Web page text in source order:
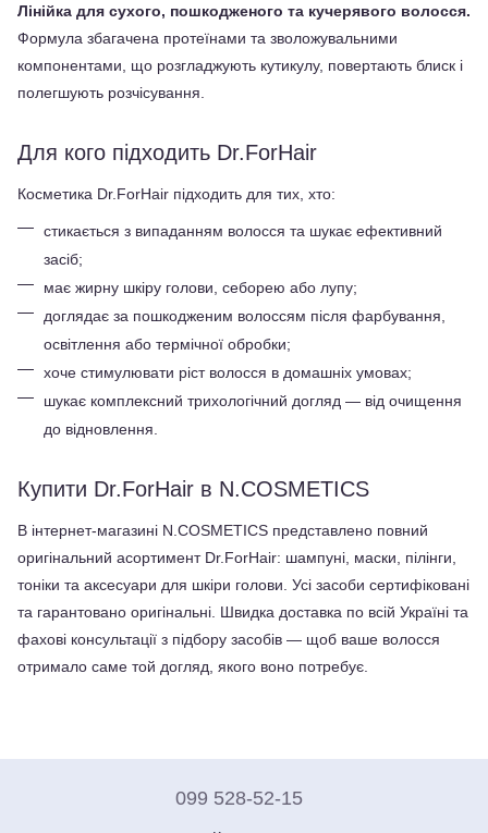
Лінійка для сухого, пошкодженого та кучерявого волосся.
Формула збагачена протеїнами та зволожувальними
компонентами, що розгладжують кутикулу, повертають блиск і
полегшують розчісування.
Для кого підходить Dr.ForHair
Косметика Dr.ForHair підходить для тих, хто:
стикається з випаданням волосся та шукає ефективний
засіб;
має жирну шкіру голови, себорею або лупу;
доглядає за пошкодженим волоссям після фарбування,
освітлення або термічної обробки;
хоче стимулювати ріст волосся в домашніх умовах;
шукає комплексний трихологічний догляд — від очищення
до відновлення.
Купити Dr.ForHair в N.COSMETICS
В інтернет-магазині N.COSMETICS представлено повний
оригінальний асортимент Dr.ForHair: шампуні, маски, пілінги,
тоніки та аксесуари для шкіри голови. Усі засоби сертифіковані
та гарантовано оригінальні. Швидка доставка по всій Україні та
фахові консультації з підбору засобів — щоб ваше волосся
отримало саме той догляд, якого воно потребує.
099 528-52-15